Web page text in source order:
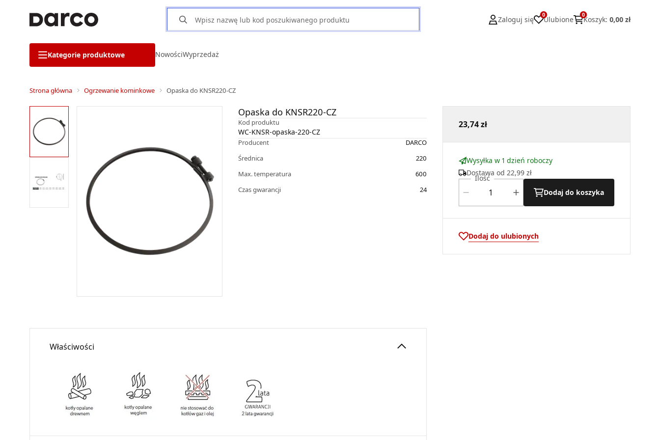
Zaloguj się
0
Ulubione
0
Koszyk: 0,00 zł
Kategorie produktowe NowościWyprzedaż
Strona główna Ogrzewanie kominkowe Opaska do KNSR220-CZ
Opaska do KNSR220-CZ
Kod produktu
WC-KNSR-opaska-220-CZ
Producent
DARCO
Średnica
220
Max. temperatura
600
Czas gwarancji
24
23,74 zł
Wysyłka w 1 dzień roboczy
Dostawa od 22,99 zł
Ilość
Dodaj do koszyka
Dodaj do ulubionych
Właściwości